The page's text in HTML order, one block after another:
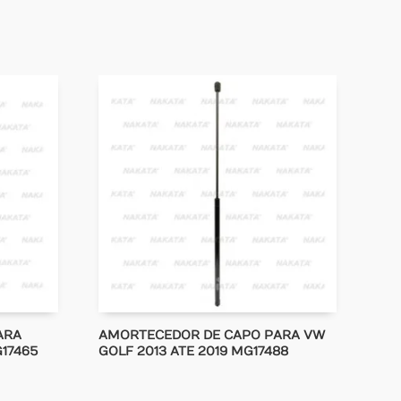
AMORTECEDOR DE CAPO PARA VW
GOLF 2013 ATE 2019 MG17488